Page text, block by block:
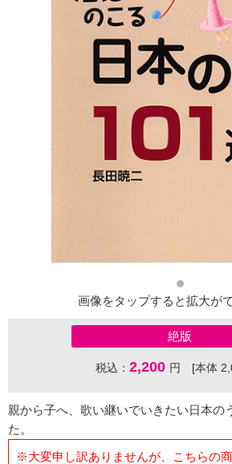
画像をタップすると拡大がで
絶版
税込： 2,200 円 [本体
親から子へ、歌い継いでいきたい日本の
た。
※大変申し訳ありませんが、こちらの